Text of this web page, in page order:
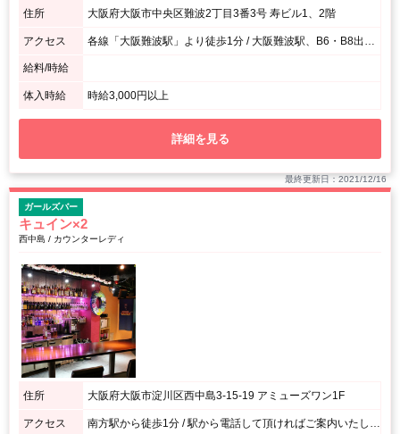
住所 大阪府大阪市中央区難波2丁目3番3号 寿ビル1、2階
アクセス 各線「大阪難波駅」より徒歩1分 / 大阪難波駅、B6・B8出口からすぐになります。
給料/時給
体入時給 時給3,000円以上
詳細を見る
最終更新日：2021/12/16
ガールズバー
キュイン×2
西中島 / カウンターレディ
住所 大阪府大阪市淀川区西中島3-15-19 アミューズワン1F
アクセス 南方駅から徒歩1分 / 駅から電話して頂ければご案内いたします。